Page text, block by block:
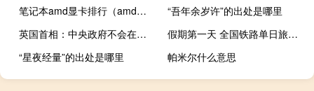
笔记本amd显卡排行（amd及r7及m260显卡怎么样）
“吾年余岁许”的出处是哪里
英国首相：中央政府不会在伯明翰“事实破产”事件中提供救助
假期第一天 全国铁路单日旅客发送量历史上首次破2000万人次
“星夜经量”的出处是哪里
帕米尔什么意思